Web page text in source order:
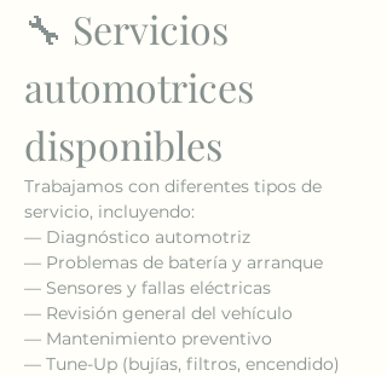
🔧 Servicios
automotrices
disponibles
Trabajamos con diferentes tipos de
servicio, incluyendo:
— Diagnóstico automotriz
— Problemas de batería y arranque
— Sensores y fallas eléctricas
— Revisión general del vehículo
— Mantenimiento preventivo
— Tune-Up (bujías, filtros, encendido)